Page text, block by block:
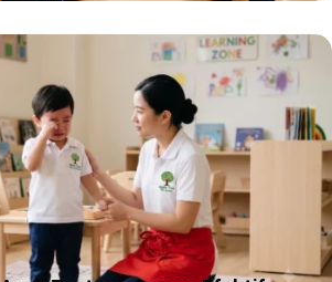
kita menahan tawa. Kami
ini bisa berubah dari “peneliti